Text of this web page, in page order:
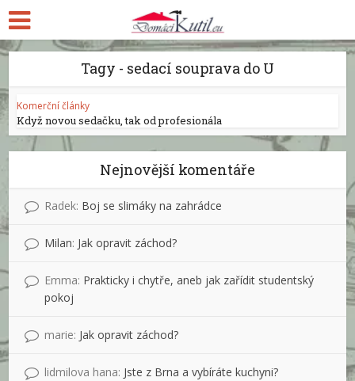
Tagy - sedací souprava do U
Komerční články
Když novou sedačku, tak od profesionála
Nejnovější komentáře
Radek: Boj se slimáky na zahrádce
Milan: Jak opravit záchod?
Emma: Prakticky i chytře, aneb jak zařídit studentský
pokoj
marie: Jak opravit záchod?
lidmilova hana: Jste z Brna a vybíráte kuchyni?